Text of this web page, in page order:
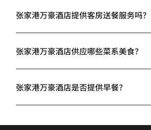
张家港万豪酒店提供客房送餐服务吗？
张家港万豪酒店供应哪些菜系美食？
张家港万豪酒店是否提供早餐？